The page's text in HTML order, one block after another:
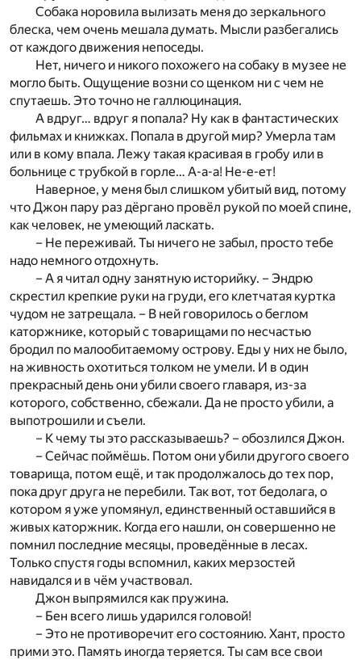
Собака норовила вылизать меня до зеркального
блеска, чем очень мешала думать. Мысли разбегались
от каждого движения непоседы.
Нет, ничего и никого похожего на собаку в музее не
могло быть. Ощущение возни со щенком ни с чем не
спутаешь. Это точно не галлюцинация.
А вдруг… вдруг я попала? Ну как в фантастических
фильмах и книжках. Попала в другой мир? Умерла там
или в кому впала. Лежу такая красивая в гробу или в
больнице с трубкой в горле… А-а-а! Не-е-ет!
Наверное, у меня был слишком убитый вид, потому
что Джон пару раз дёргано провёл рукой по моей спине,
как человек, не умеющий ласкать.
– Не переживай. Ты ничего не забыл, просто тебе
надо немного отдохнуть.
– А я читал одну занятную историйку. – Эндрю
скрестил крепкие руки на груди, его клетчатая куртка
чудом не затрещала. – В ней говорилось о беглом
каторжнике, который с товарищами по несчастью
бродил по малообитаемому острову. Еды у них не было,
на живность охотиться толком не умели. И в один
прекрасный день они убили своего главаря, из-за
которого, собственно, сбежали. Да не просто убили, а
выпотрошили и съели.
– К чему ты это рассказываешь? – обозлился Джон.
– Сейчас поймёшь. Потом они убили другого своего
товарища, потом ещё, и так продолжалось до тех пор,
пока друг друга не перебили. Так вот, тот бедолага, о
котором я уже упомянул, единственный оставшийся в
живых каторжник. Когда его нашли, он совершенно не
помнил последние месяцы, проведённые в лесах.
Только спустя годы вспомнил, каких мерзостей
навидался и в чём участвовал.
Джон выпрямился как пружина.
– Бен всего лишь ударился головой!
– Это не противоречит его состоянию. Хант, просто
прими это. Память иногда теряется. Ты сам все свои